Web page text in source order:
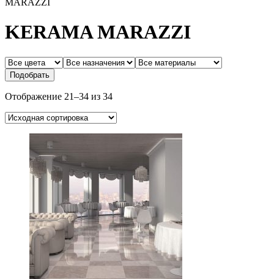
MARAZZI
KERAMA MARAZZI
Отображение 21–34 из 34